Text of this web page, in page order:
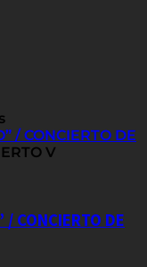
/ CONCIERTO DE
/ CONCIERTO DE